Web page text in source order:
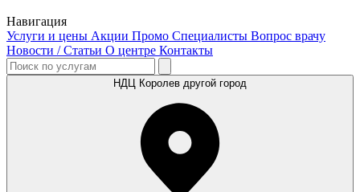
Навигация
Услуги и цены Акции Промо Специалисты Вопрос врачу
Новости / Статьи О центре Контакты
НДЦ Королев другой город